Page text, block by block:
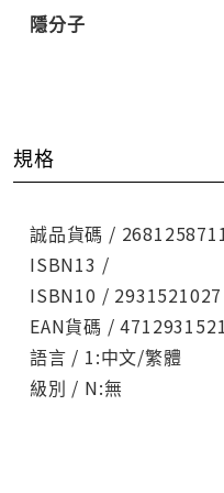
隱分子
規格
誠品貨碼 /
ISBN13 /
ISBN10 / 2931521027
EAN貨碼 /
語言 / 1:中文/繁體
級別 / N:無